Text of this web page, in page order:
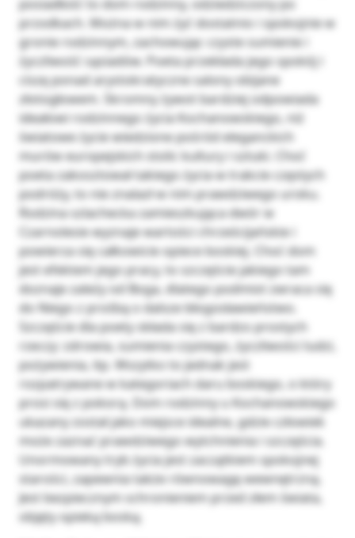
posiadłość to dom rodzinny, odziedziczony po
przodkach. Można w nim żyć dostatnio i spokojnie w
gronie rodzinnym, zachowując czyste sumienie i
życzliwość sąsiadów. Poeta przekłada jego spokój i
ciszę ponad arystokratyczne salony obijane
złotogłowem. Skromny żywot bardziej odpowiada
ideałowi rodzinnego życia Kochanowskiego, niż
światowe życie wiedzione pośród eleganckich
murów europejskich stolic kultury i sztuki. Choć
poeta zakosztował takiego życia w trakcie częstych
podróży, to nie znalazł w nim prawdziwego uroku.
Rodzina szlachecka zamieszkująca dwór w
Czarnolesie wyznaje wartości chrześcijańskie i
powierza się całkowicie opiece boskiej. Choć dom
jest efektem jego pracy, to szczęście jakiego tam
doznaje zależy od Boga, dlatego podmiot zwraca się
do Niego z prośbą o dalsze błogosławieństwo.
Szczęście dla poety składa się z bardzo prostych
rzeczy: zdrowia, sumienia czystego, życzliwości ludzi,
pożywienia, itp. Wszytko to jednak jest
rozpatrywane w kategoriach daru boskiego, o który
prosi się z pokorą. Dom rodzinny u Kochanowskiego
ukazany został jako miejsce idealne, gdzie człowiek
może zaznać prawdziwego wytchnienia i szczęścia.
Unormowany tryb życia jest zaczątkiem spokojnej
starości, zapewnia także równowagę wewnętrzną.
Jest bezpiecznym schronieniem przed złem świata,
objęty opieką boską.